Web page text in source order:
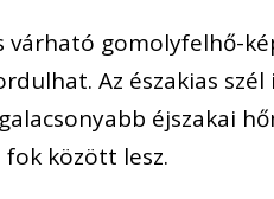
várható gomolyfelhő-
Az északias
éjszakai
fok között lesz.